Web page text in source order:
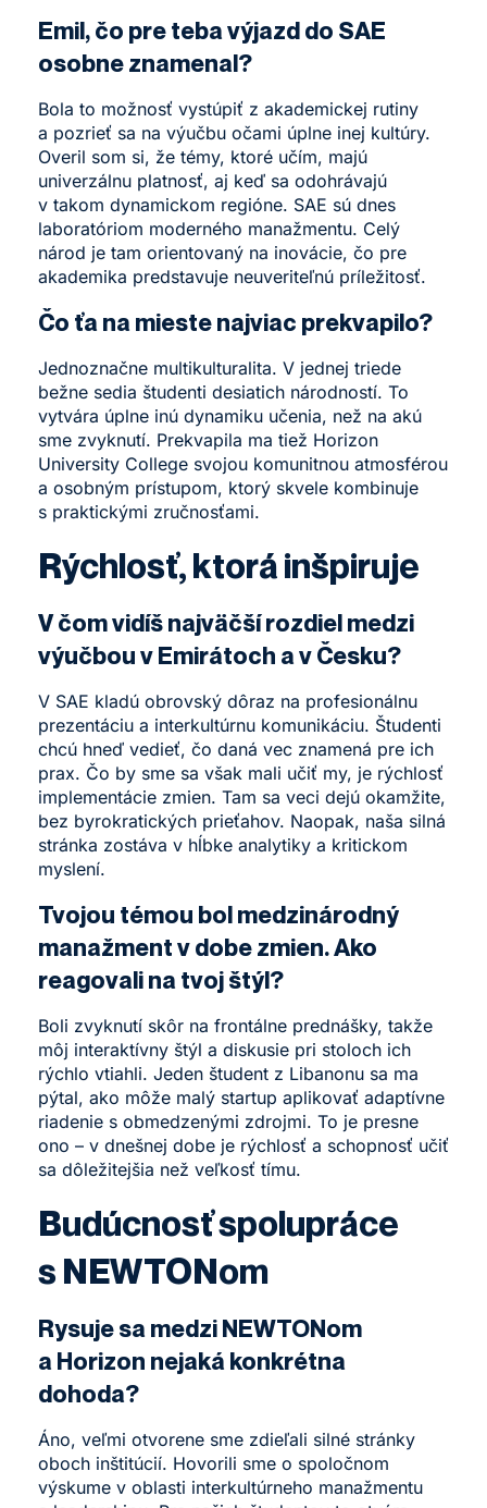
Emil, čo pre teba výjazd do SAE
osobne znamenal?
Bola to možnosť vystúpiť z akademickej rutiny
a pozrieť sa na výučbu očami úplne inej kultúry.
Overil som si, že témy, ktoré učím, majú
univerzálnu platnosť, aj keď sa odohrávajú
v takom dynamickom regióne. SAE sú dnes
laboratóriom moderného manažmentu. Celý
národ je tam orientovaný na inovácie, čo pre
akademika predstavuje neuveriteľnú príležitosť.
Čo ťa na mieste najviac prekvapilo?
Jednoznačne multikulturalita. V jednej triede
bežne sedia študenti desiatich národností. To
vytvára úplne inú dynamiku učenia, než na akú
sme zvyknutí. Prekvapila ma tiež Horizon
University College svojou komunitnou atmosférou
a osobným prístupom, ktorý skvele kombinuje
s praktickými zručnosťami.
Rýchlosť, ktorá inšpiruje
V čom vidíš najväčší rozdiel medzi
výučbou v Emirátoch a v Česku?
V SAE kladú obrovský dôraz na profesionálnu
prezentáciu a interkultúrnu komunikáciu. Študenti
chcú hneď vedieť, čo daná vec znamená pre ich
prax. Čo by sme sa však mali učiť my, je rýchlosť
implementácie zmien. Tam sa veci dejú okamžite,
bez byrokratických prieťahov. Naopak, naša silná
stránka zostáva v hĺbke analytiky a kritickom
myslení.
Tvojou témou bol medzinárodný
manažment v dobe zmien. Ako
reagovali na tvoj štýl?
Boli zvyknutí skôr na frontálne prednášky, takže
môj interaktívny štýl a diskusie pri stoloch ich
rýchlo vtiahli. Jeden študent z Libanonu sa ma
pýtal, ako môže malý startup aplikovať adaptívne
riadenie s obmedzenými zdrojmi. To je presne
ono – v dnešnej dobe je rýchlosť a schopnosť učiť
sa dôležitejšia než veľkosť tímu.
Budúcnosť spolupráce
s NEWTONom
Rysuje sa medzi NEWTONom
a Horizon nejaká konkrétna
dohoda?
Áno, veľmi otvorene sme zdieľali silné stránky
oboch inštitúcií. Hovorili sme o spoločnom
výskume v oblasti interkultúrneho manažmentu